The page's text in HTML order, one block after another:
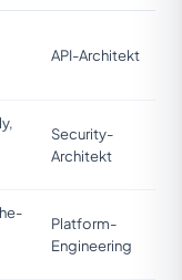
API-Architekt
Security-
Architekt
Platform-
Engineering